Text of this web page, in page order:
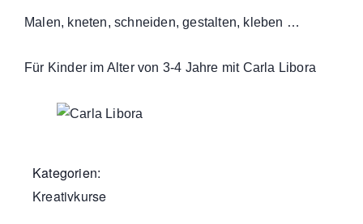
Malen, kneten, schneiden, gestalten, kleben …
Für Kinder im Alter von 3-4 Jahre mit Carla Libora
Kategorien:
Kreativkurse